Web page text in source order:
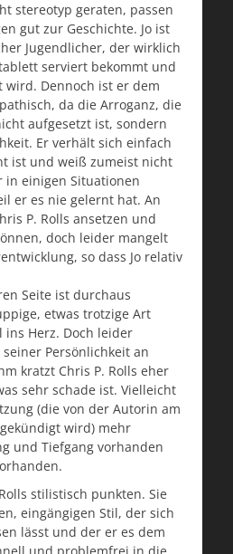
stereotyp geraten, passen
gut zur Geschichte. Jo ist
Jugendlicher, der wirklich
serviert bekommt und
Dennoch ist er dem
da die Arroganz, die
aufgesetzt ist, sondern
Er verhält sich einfach
ist und weiß zumeist nicht
in einigen Situationen
er es nie gelernt hat. An
P. Rolls ansetzen und
doch leider mangelt
so dass Jo relativ
Seite ist durchaus
etwas trotzige Art
Herz. Doch leider
Persönlichkeit an
kratzt Chris P. Rolls eher
sehr schade ist. Vielleicht
(die von der Autorin am
wird) mehr
und Tiefgang vorhanden
stilistisch punkten. Sie
eingängigen Stil, der sich
lässt und der er es dem